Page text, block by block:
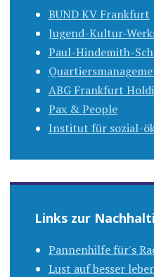
BUND KV Frankfurt
Jugend-Kultur-
Paul-Hindemith-
ABG Frankfurt
Pax & People
Institut für sozial-
Links zur
Pannenhilfe für's
Lust auf besser